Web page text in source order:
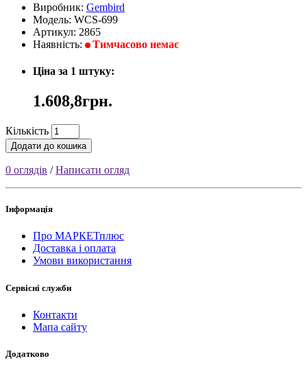
Виробник: Gembird
Модель: WCS-699
Артикул: 2865
Наявність:
Тимчасово немає
Ціна за 1 штуку:
1.608,8грн.
Кількість
Додати до кошика
0 оглядів /Написати огляд
Інформація
Про МАРКЕТплюс
Доставка і оплата
Умови використання
Сервісні служби
Контакти
Мапа сайту
Додатково